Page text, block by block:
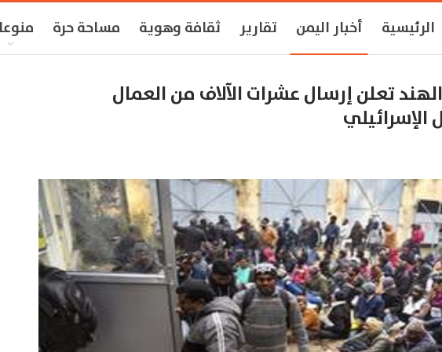
الرئيسية أخبار اليمن تقارير ثقافة وهوية مساحة حرة
تعلن إرسال عشرات الآلاف من العمال
الإسرائيلي